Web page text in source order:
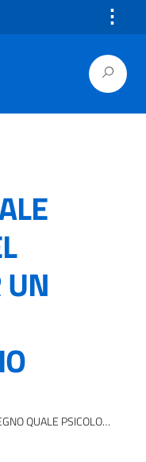
⋮
NEL WELFARE? PER UN APPROCCIO SOCIOSANITARIO